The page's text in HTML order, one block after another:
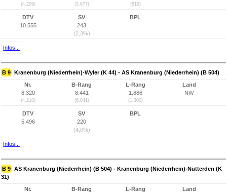
(4.209) (3.677) (819)
DTV
10.555
SV
243
(2,3%)
BPL
Infos...
B 9 Kranenburg (Niederrhein)-Wyler (K 44) - AS Kranenburg (Niederrhein) (B 504)
Nr.
8.320
(4.210)
B-Rang
8.441
(6.041)
L-Rang
1.886
(1.300)
Land
NW
DTV
5.496
SV
220
(4,0%)
BPL
Infos...
B 9 AS Kranenburg (Niederrhein) (B 504) - Kranenburg (Niederrhein)-Nütterden (K
31)
Nr.
B-Rang
L-Rang
Land